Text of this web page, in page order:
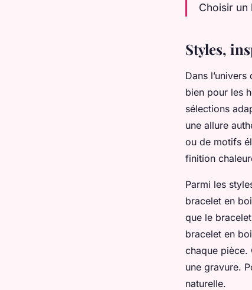
Choisir un
Styles,
Dans
bien pour les
sélections
une allure
ou de motifs
finition
Parmi les
bracelet en
que le
bracelet en
chaque pièce.
une gravure.
naturelle.